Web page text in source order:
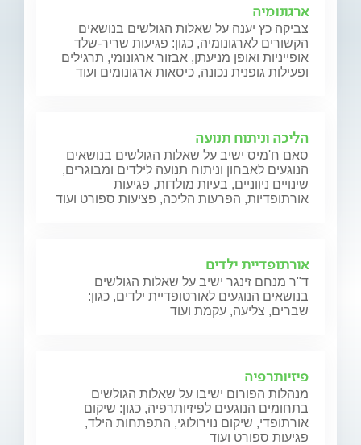
ארגונומיה
צביקה כץ יענה על שאלות הגולשים בנושאים
הקשורים לארגונומיה, כגון: פגיעות שריר-שלד
אופייניות ואופן מניעתן, אבזור ארגונומי, תרגילים
ופעילות גופנית נכונה, כיסאות ארגונומים ועוד
הליכה וניתוח תנועה
סאם ח'מיס ישיב על שאלות הגולשים בנושאים
הנוגעים לאבחון וניתוח תנועה לילדים ומבוגרים,
שינויים ניווניים, בעיות מולדות, פגיעות
אורתופדיות, הפרעות הליכה, פציעות ספורט ועוד
אורתופדיית ילדים
ד"ר מנחם זינגר ישיב על שאלות הגולשים
בנושאים הנוגעים לאורטופדיית ילדים, כגון:
שברים, צליעה, עקמת ועוד
פיזיותרפיה
מנהלות הפורום ישיבו על שאלות הגולשים
בתחומים הנוגעים לפיזיותרפיה, כגון: שיקום
אורתופדי, שיקום נוירולוגי, התפתחות הילד,
פגיעות ספורט ועוד